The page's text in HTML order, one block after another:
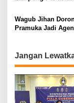
Wagub Jihan
Pramuka Jadi Agen
Jangan